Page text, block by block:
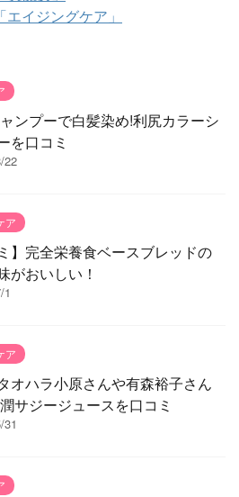
イジングケア」
ンプーで白髪染め!利尻カラーシ
を口コミ
22
ア
】完全栄養食ベースブレッドの
がおいしい！
1
ア
オハラ小原さんや有森裕子さん
サジージュースを口コミ
31